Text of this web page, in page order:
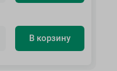
В корзину